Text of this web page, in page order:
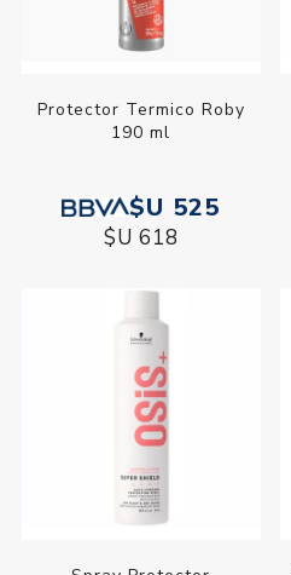
Protector Termico Roby
190 ml
$U 525
$U 618